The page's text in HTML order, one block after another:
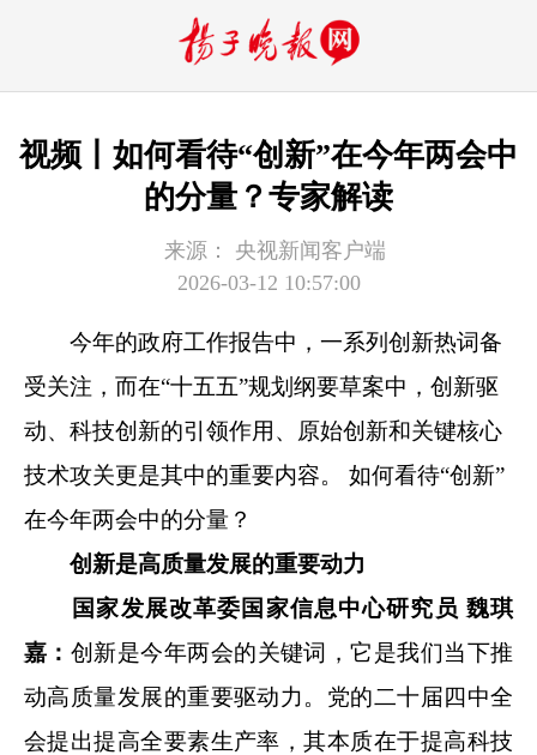
视频丨如何看待“创新”在今年两会中
的分量？专家解读
来源：
央视新闻客户端
2026-03-12 10:57:00
今年的政府工作报告中，一系列创新热词备
受关注，而在“十五五”规划纲要草案中，创新驱
动、科技创新的引领作用、原始创新和关键核心
技术攻关更是其中的重要内容。 如何看待“创新”
在今年两会中的分量？
创新是高质量发展的重要动力
国家发展改革委国家信息中心研究员 魏琪
嘉： 创新是今年两会的关键词，它是我们当下推
动高质量发展的重要驱动力。党的二十届四中全
会提出提高全要素生产率，其本质在于提高科技